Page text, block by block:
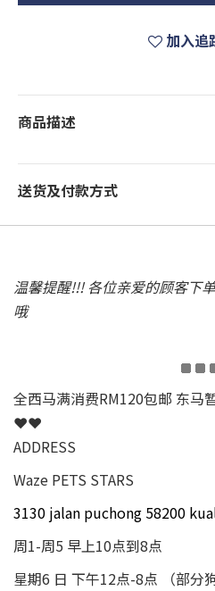
加入追
商品描述
送货及付款方式
温馨提醒!!! 各位亲爱的顾客下
哦
全西马满消费RM120包邮 东
❤❤
ADDRESS
Waze PETS STARS
3130 jalan puchong 58200
周1-周5 早上10点到8点
星期6 日 下午12点-8点 （部分